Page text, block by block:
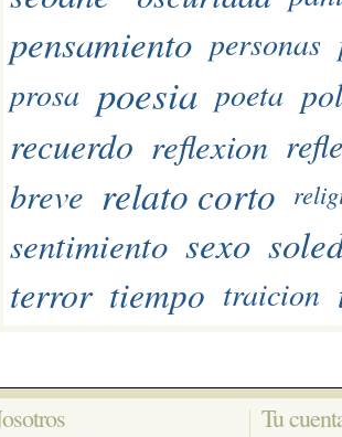
pensamiento personas
prosa poesia poeta
recuerdo reflexion
breve relato corto
sentimiento sexo
terror tiempo traicion
Tu